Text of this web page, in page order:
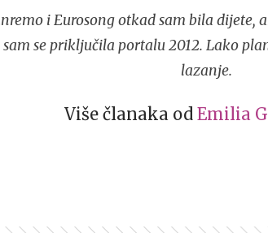
i Eurosong otkad sam bila
se priključila portalu 2012. Lako
lazanje.
Više članaka od Emilia